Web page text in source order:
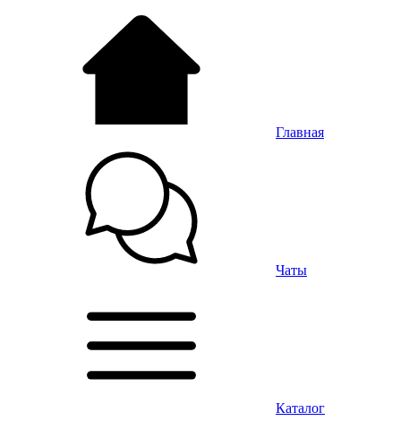
Главная
Чаты
Каталог